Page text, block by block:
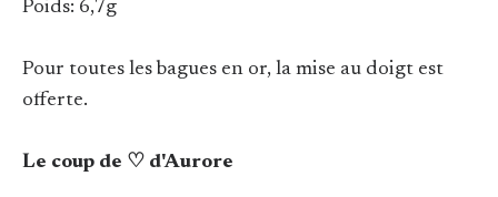
Poids: 6,7g
Pour toutes les bagues en or, la mise au doigt est
offerte.
Le coup de ♡ d'Aurore